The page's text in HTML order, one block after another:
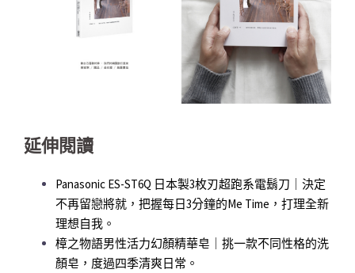
延伸閱讀
Panasonic ES-ST6Q 日本製3枚刃超跑系電鬍刀｜決定
不再留戀將就，把握每日3分鐘的Me Time，打理全新
理想自我。
樟之物語男性活力幻顏精華皂｜挑一款不同性格的洗
顏皂，度過四季清爽日常。